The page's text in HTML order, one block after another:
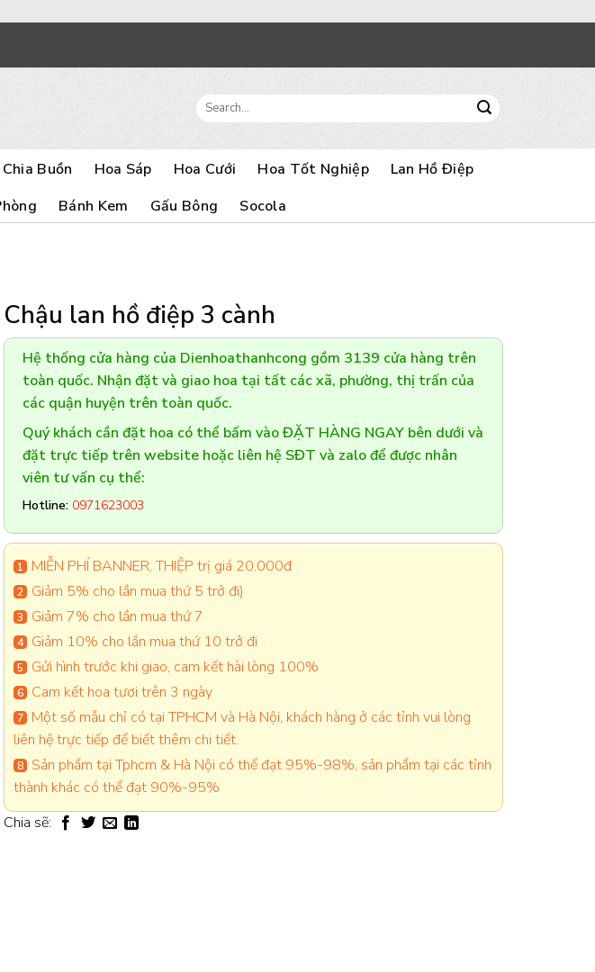
Search
for:
Buồn Hoa Sáp Hoa Cưới Hoa Tốt Nghiệp
Lan Hồ Điệp
Bánh Kem Gấu Bông Socola
Chậu lan hồ điệp 3 cành
Hệ thống cửa hàng của Dienhoathanhcong gồm 3139 cửa hàng trên
toàn quốc. Nhận đặt và giao hoa tại tất các xã, phường, thị trấn của
các quận huyện trên toàn quốc.
Quý khách cần đặt hoa có thể bấm vào ĐẶT HÀNG NGAY bên dưới và
đặt trực tiếp trên website hoặc liên hệ SĐT và zalo để được nhân
viên tư vấn cụ thể:
Hotline: 0971623003
MIỄN PHÍ BANNER, THIỆP trị giá 20.000đ
Giảm 5% cho lần mua thứ 5 trở đi)
Giảm 7% cho lần mua thứ 7
Giảm 10% cho lần mua thứ 10 trở đi
Gửi hình trước khi giao, cam kết hài lòng 100%
Cam kết hoa tươi trên 3 ngày
Một số mẫu chỉ có tại TPHCM và Hà Nội, khách hàng ở các tỉnh vui lòng
liên hệ trực tiếp để biết thêm chi tiết.
Sản phẩm tại Tphcm & Hà Nội có thể đạt 95%-98%, sản phẩm tại các tỉnh
thành khác có thể đạt 90%-95%
Chia sẽ: